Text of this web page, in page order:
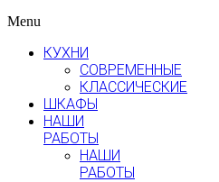
Menu
КУХНИ
СОВРЕМЕННЫЕ
КЛАССИЧЕСКИЕ
ШКАФЫ
НАШИ
РАБОТЫ
НАШИ
РАБОТЫ